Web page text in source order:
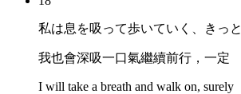
私は息を吸って歩いていく、きっと
我也會深吸一口氣繼續前行，一定
I will take a breath and walk on, surely